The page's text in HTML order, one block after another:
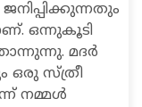
ഒന്നുകൂടി
മദർ
ഒരു സ്ത്രീ
നമ്മൾ